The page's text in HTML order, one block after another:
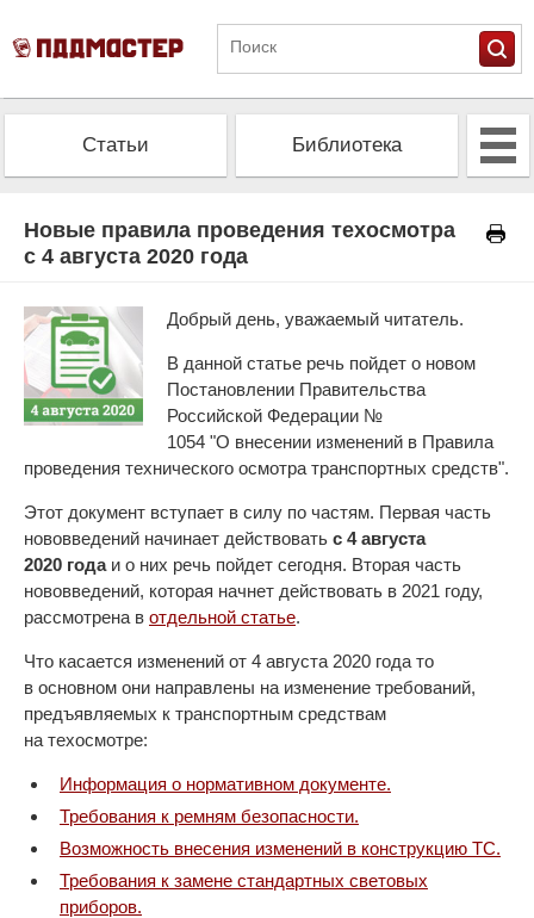
Статьи Библиотека
Новые правила проведения техосмотра
с 4 августа 2020 года
Добрый день, уважаемый читатель.
В данной статье речь пойдет о новом
Постановлении Правительства
Российской Федерации №
1054 "О внесении изменений в Правила
проведения технического осмотра транспортных средств".
Этот документ вступает в силу по частям. Первая часть
нововведений начинает действовать с 4 августа
2020 годаи о них речь пойдет сегодня. Вторая часть
нововведений, которая начнет действовать в 2021 году,
рассмотрена в отдельной статье.
Что касается изменений от 4 августа 2020 года то
в основном они направлены на изменение требований,
предъявляемых к транспортным средствам
на техосмотре:
Информация о нормативном документе.
Требования к ремням безопасности.
Возможность внесения изменений в конструкцию ТС.
Требования к замене стандартных световых
приборов.